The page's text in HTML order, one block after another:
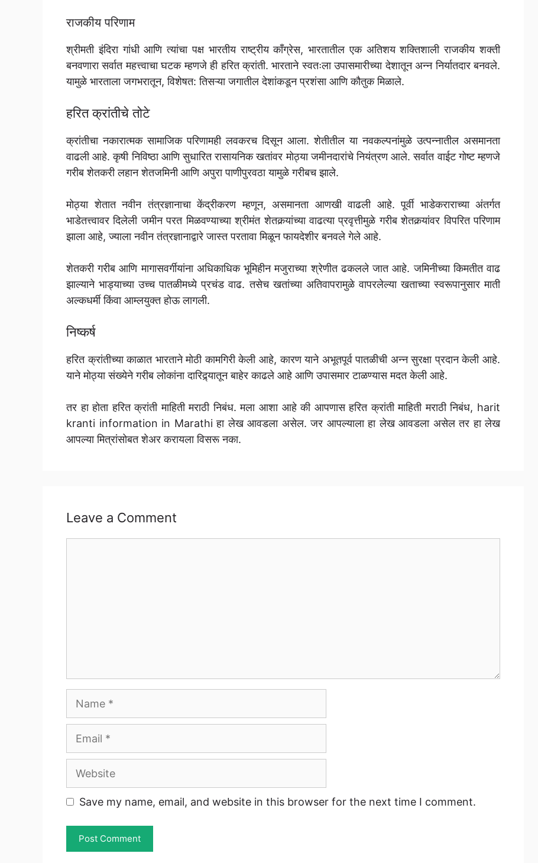
राजकीय परिणाम
श्रीमती इंदिरा गांधी आणि त्यांचा पक्ष भारतीय राष्ट्रीय काँग्रेस, भारतातील एक अतिशय शक्तिशाली राजकीय शक्ती
बनवणारा सर्वात महत्त्वाचा घटक म्हणजे ही हरित क्रांती. भारताने स्वतःला उपासमारीच्या देशातून अन्न निर्यातदार बनवले.
यामुळे भारताला जगभरातून, विशेषत: तिसऱ्या जगातील देशांकडून प्रशंसा आणि कौतुक मिळाले.
हरित क्रांतीचे तोटे
क्रांतीचा नकारात्मक सामाजिक परिणामही लवकरच दिसून आला. शेतीतील या नवकल्पनांमुळे उत्पन्नातील असमानता
वाढली आहे. कृषी निविष्ठा आणि सुधारित रासायनिक खतांवर मोठ्या जमीनदारांचे नियंत्रण आले. सर्वात वाईट गोष्ट म्हणजे
गरीब शेतकरी लहान शेतजमिनी आणि अपुरा पाणीपुरवठा यामुळे गरीबच झाले.
मोठ्या शेतात नवीन तंत्रज्ञानाचा केंद्रीकरण म्हणून, असमानता आणखी वाढली आहे. पूर्वी भाडेकराराच्या अंतर्गत
भाडेतत्त्वावर दिलेली जमीन परत मिळवण्याच्या श्रीमंत शेतकर्‍यांच्या वाढत्या प्रवृत्तीमुळे गरीब शेतकर्‍यांवर विपरित परिणाम
झाला आहे, ज्याला नवीन तंत्रज्ञानाद्वारे जास्त परतावा मिळून फायदेशीर बनवले गेले आहे.
शेतकरी गरीब आणि मागासवर्गीयांना अधिकाधिक भूमिहीन मजुराच्या श्रेणीत ढकलले जात आहे. जमिनीच्या किमतीत वाढ
झाल्याने भाड्याच्या उच्च पातळीमध्ये प्रचंड वाढ. तसेच खतांच्या अतिवापरामुळे वापरलेल्या खताच्या स्वरूपानुसार माती
अल्कधर्मी किंवा आम्लयुक्त होऊ लागली.
निष्कर्ष
हरित क्रांतीच्या काळात भारताने मोठी कामगिरी केली आहे, कारण याने अभूतपूर्व पातळीची अन्न सुरक्षा प्रदान केली आहे.
याने मोठ्या संख्येने गरीब लोकांना दारिद्र्यातून बाहेर काढले आहे आणि उपासमार टाळण्यास मदत केली आहे.
तर हा होता हरित क्रांती माहिती मराठी निबंध. मला आशा आहे की आपणास हरित क्रांती माहिती मराठी निबंध, harit
kranti information in Marathi हा लेख आवडला असेल. जर आपल्याला हा लेख आवडला असेल तर हा लेख
आपल्या मित्रांसोबत शेअर करायला विसरू नका.
Leave a Comment
Website
Save my name, email, and website in this browser for the next time I comment.